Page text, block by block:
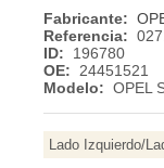
Fabricante:
Referencia:
ID:
196780
OE:
24451521
Modelo: OPEL
Lado Izquierdo/